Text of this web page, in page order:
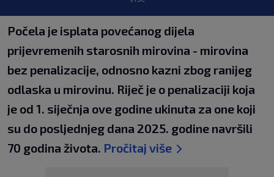
Počela je isplata povećanog dijela
prijevremenih starosnih mirovina - mirovina
bez penalizacije, odnosno kazni zbog ranijeg
odlaska u mirovinu. Riječ je o penalizaciji koja
je od 1. siječnja ove godine ukinuta za one koji
su do posljednjeg dana 2025. godine navršili
70 godina života. Pročitaj više